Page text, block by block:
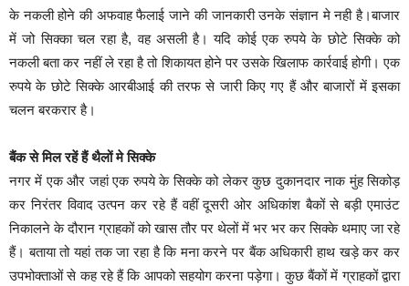
के नकली होने की अफवाह फैलाई जाने की जानकारी उनके संज्ञान मे नही है।बाजार
में जो सिक्का चल रहा है, वह असली है। यदि कोई एक रुपये के छोटे सिक्के को
नकली बता कर नहीं ले रहा है तो शिकायत होने पर उसके खिलाफ कार्रवाई होगी। एक
रुपये के छोटे सिक्के आरबीआई की तरफ से जारी किए गए हैं और बाजारों में इसका
चलन बरकरार है।
बैंक से मिल रहें हैं थैलों मे सिक्के
नगर में एक और जहां एक रुपये के सिक्के को लेकर कुछ दुकानदार नाक मुंह सिकोड़
कर निरंतर विवाद उत्पन कर रहे हैं वहीं दूसरी ओर अधिकांश बैकों से बड़ी एमाउंट
निकालने के दौरान ग्राहकों को खास तौर पर थेलों में भर भर कर सिक्के थमाए जा रहे
हैं। बताया तो यहां तक जा रहा है कि मना करने पर बैंक अधिकारी हाथ खड़े कर कर
उपभोक्ताओं से कह रहे हैं कि आपको सहयोग करना पड़ेगा। कुछ बैंकों में ग्राहकों द्वारा